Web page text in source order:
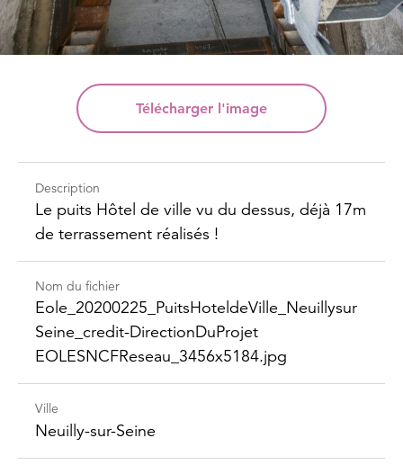
Télécharger l'image
Description
Le puits Hôtel de ville vu du dessus, déjà 17m
de terrassement réalisés !
Nom du fichier
Eole_​20200225_​Puits​Hotelde​Ville_​Neuillysur​
Seine_​credit-​Direction​DuProjet​
EOLESNCFReseau_​3456x5184.jpg
Ville
Neuilly-sur-Seine